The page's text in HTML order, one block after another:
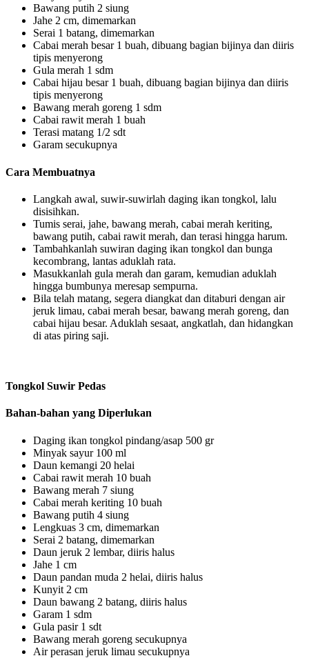
Bawang putih 2 siung
Jahe 2 cm, dimemarkan
Serai 1 batang, dimemarkan
Cabai merah besar 1 buah, dibuang bagian bijinya dan diiris
tipis menyerong
Gula merah 1 sdm
Cabai hijau besar 1 buah, dibuang bagian bijinya dan diiris
tipis menyerong
Bawang merah goreng 1 sdm
Cabai rawit merah 1 buah
Terasi matang 1/2 sdt
Garam secukupnya
Cara Membuatnya
Langkah awal, suwir-suwirlah daging ikan tongkol, lalu
disisihkan.
Tumis serai, jahe, bawang merah, cabai merah keriting,
bawang putih, cabai rawit merah, dan terasi hingga harum.
Tambahkanlah suwiran daging ikan tongkol dan bunga
kecombrang, lantas aduklah rata.
Masukkanlah gula merah dan garam, kemudian aduklah
hingga bumbunya meresap sempurna.
Bila telah matang, segera diangkat dan ditaburi dengan air
jeruk limau, cabai merah besar, bawang merah goreng, dan
cabai hijau besar. Aduklah sesaat, angkatlah, dan hidangkan
di atas piring saji.
Tongkol Suwir Pedas
Bahan-bahan yang Diperlukan
Daging ikan tongkol pindang/asap 500 gr
Minyak sayur 100 ml
Daun kemangi 20 helai
Cabai rawit merah 10 buah
Bawang merah 7 siung
Cabai merah keriting 10 buah
Bawang putih 4 siung
Lengkuas 3 cm, dimemarkan
Serai 2 batang, dimemarkan
Daun jeruk 2 lembar, diiris halus
Jahe 1 cm
Daun pandan muda 2 helai, diiris halus
Kunyit 2 cm
Daun bawang 2 batang, diiris halus
Garam 1 sdm
Gula pasir 1 sdt
Bawang merah goreng secukupnya
Air perasan jeruk limau secukupnya